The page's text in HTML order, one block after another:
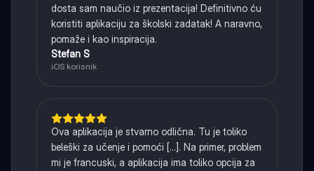
dosta sam naučio iz prezentacija! Definitivno ću
koristiti aplikaciju za školski zadatak! A naravno,
pomaže i kao inspiracija.
Stefan S
iOS korisnik
Ova aplikacija je stvarno odlična. Tu je toliko
beleški za učenje i pomoći [...]. Na primer, problem
mi je francuski, a aplikacija ima toliko opcija za